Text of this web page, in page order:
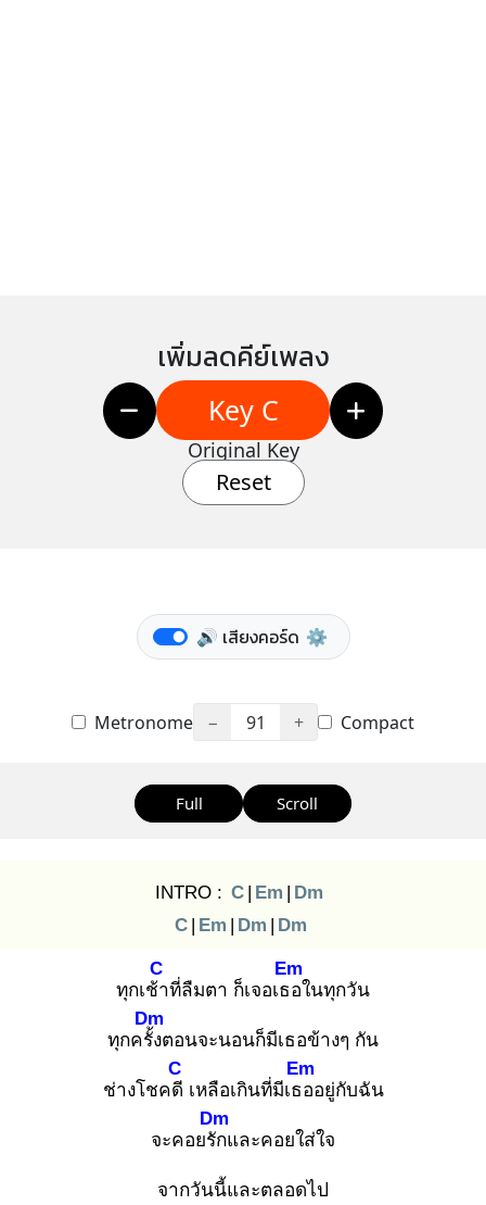
เพิ่มลดคีย์เพลง
Key C
Original Key
Reset
🔊 เสียงคอร์ด ⚙️
Metronome − 91 + Compact
Full Scroll
INTRO : C | Em | Dm
C | Em | Dm | Dm
ทุกเช้า
C
ที่ลืมตา ก็เจอเธอ
Em
ในทุกวัน
ทุกครั้ง
Dm
ตอนจะนอนก็มีเธอข้างๆ กัน
ช่างโชคดี
C
เหลือเกินที่มีเธอ
Em
อยู่กับฉัน
จะคอยรัก
Dm
และคอยใส่ใจ
จากวันนี้และตลอดไป